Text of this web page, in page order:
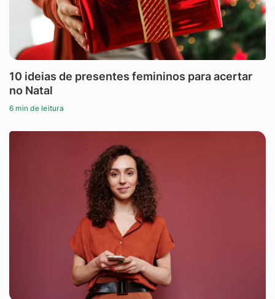
10 ideias de presentes femininos para acertar
no Natal
6 min de leitura